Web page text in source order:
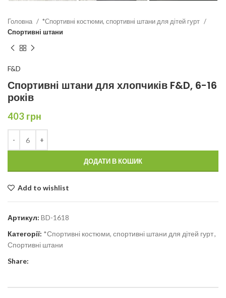
Головна
*Спортивні костюми, спортивні штани для дітей гурт
Спортивні штани
F&D
Спортивні штани для хлопчиків F&D, 6-16
років
403 грн
ДОДАТИ В КОШИК
Add to wishlist
Артикул: BD-1618
Категорії: *Спортивні костюми, спортивні штани для дітей гурт,
Спортивні штани
Share: